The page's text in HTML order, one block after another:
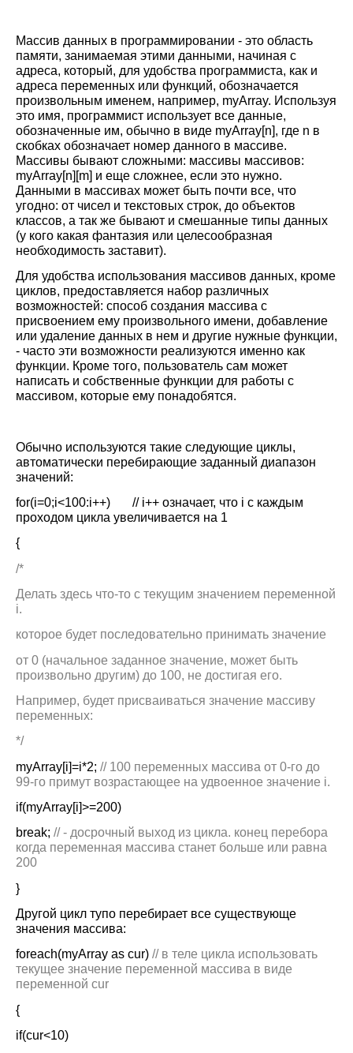
Массив данных в программировании - это область
памяти, занимаемая этими данными, начиная с
адреса, который, для удобства программиста, как и
адреса переменных или функций, обозначается
произвольным именем, например, myArray. Используя
это имя, программист использует все данные,
обозначенные им, обычно в виде myArray[n], где n в
скобках обозначает номер данного в массиве.
Массивы бывают сложными: массивы массивов:
myArray[n][m] и еще сложнее, если это нужно.
Данными в массивах может быть почти все, что
угодно: от чисел и текстовых строк, до объектов
классов, а так же бывают и смешанные типы данных
(у кого какая фантазия или целесообразная
необходимость заставит).
Для удобства использования массивов данных, кроме
циклов, предоставляется набор различных
возможностей: способ создания массива с
присвоением ему произвольного имени, добавление
или удаление данных в нем и другие нужные функции,
- часто эти возможности реализуются именно как
функции. Кроме того, пользователь сам может
написать и собственные функции для работы с
массивом, которые ему понадобятся.
Обычно используются такие следующие циклы,
автоматически перебирающие заданный диапазон
значений:
for(i=0;i<100:i++) // i++ означает, что i с каждым
проходом цикла увеличивается на 1
{
/*
Делать здесь что-то с текущим значением переменной
i.
которое будет последовательно принимать значение
от 0 (начальное заданное значение, может быть
произвольно другим) до 100, не достигая его.
Например, будет присваиваться значение массиву
переменных:
*/
myArray[i]=i*2; // 100 переменных массива от 0-го до
99-го примут возрастающее на удвоенное значение i.
if(myArray[i]>=200)
break; // - досрочный выход из цикла. конец перебора
когда переменная массива станет больше или равна
200
}
Другой цикл тупо перебирает все существующе
значения массива:
foreach(myArray as cur) // в теле цикла использовать
текущее значение переменной массива в виде
переменной cur
{
if(cur<10)